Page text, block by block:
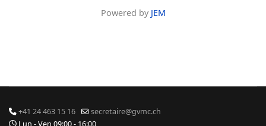
Powered by JEM
+41 24 463 15 16
secretaire@gvmc.ch